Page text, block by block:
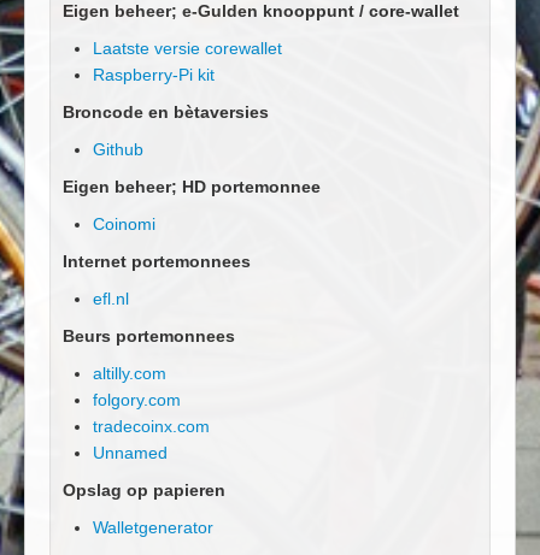
Eigen beheer; e-Gulden knooppunt / core-wallet
Laatste versie corewallet
Raspberry-Pi kit
Broncode en bètaversies
Github
Eigen beheer; HD portemonnee
Coinomi
Internet portemonnees
efl.nl
Beurs portemonnees
altilly.com
folgory.com
tradecoinx.com
Unnamed
Opslag op papieren
Walletgenerator